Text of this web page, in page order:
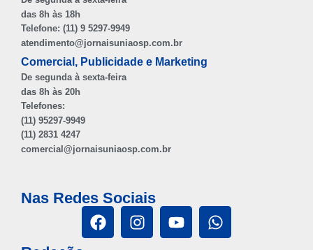
das 8h às 18h
Telefone: (11) 9 5297-9949
atendimento@jornaisuniaosp.com.br
Comercial, Publicidade e Marketing
De segunda à sexta-feira
das 8h às 20h
Telefones:
(11) 95297-9949
(11) 2831 4247
comercial@jornaisuniaosp.com.br
Nas Redes Sociais